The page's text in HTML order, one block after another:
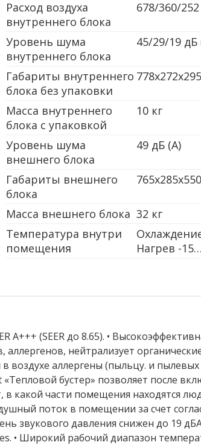
Расход воздуха
внутреннего блока
678/360/
Уровень шума
внутреннего блока
45/29/19 дБ
Габариты внутреннего
блока без упаковки
778x272x295
Масса внутреннего
блока с упаковкой
10 кг
Уровень шума
внешнего блока
49 дБ (А)
Габариты внешнего
блока
765x285x550
Масса внешнего блока 32 кг
Температура внутри
помещения
Нагрев -
А+++ (SEER до 8.65). •
нейтрализует
воздухе аллергены (пыльцу. и
бустер» позволяет после
какой части помещения находятся
поток в помещении за счет
звукового давления снижен до 19
• Широкий рабочий диапазон